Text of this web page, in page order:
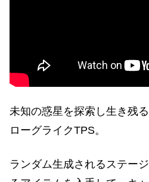
未知の惑星を探索し生き残
ローグライクTPS。
ランダム生成されるステー